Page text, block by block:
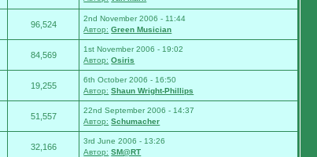
96,524
2nd November 2006 - 11:44
Автор: Green Musician
84,569
1st November 2006 - 19:02
Автор: Osiris
19,255
6th October 2006 - 16:50
Автор: Shaun Wright-Phillips
51,557
22nd September 2006 - 14:37
Автор: Schumacher
32,166
3rd June 2006 - 13:26
Автор: SM@RT